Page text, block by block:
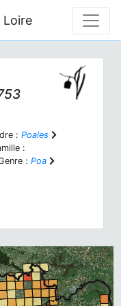
Loire
: Poales
:
: Poa